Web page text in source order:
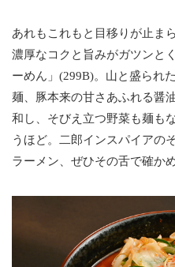
あれもこれもと目移りが止ま
濃厚なコクと旨みがガツンと
ーめん」(299B)。山と盛られ
麺、豚本来の甘さあふれる醤
和し、そびえ立つ野菜も麺も
うほど。二郎インスパイアの
ラーメン、ぜひその舌で確か